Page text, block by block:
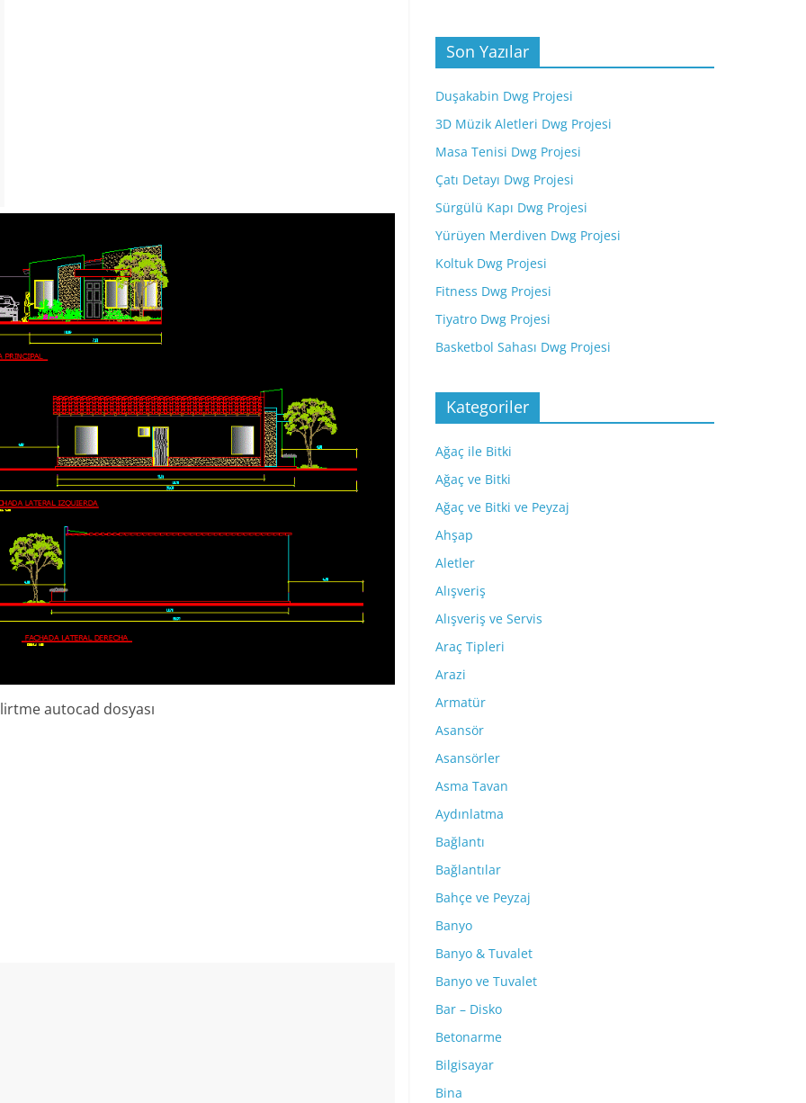
autocad dosyası
Son Yazılar
Duşakabin Dwg Projesi
3D Müzik Aletleri Dwg Projesi
Masa Tenisi Dwg Projesi
Çatı Detayı Dwg Projesi
Sürgülü Kapı Dwg Projesi
Yürüyen Merdiven Dwg Projesi
Koltuk Dwg Projesi
Fitness Dwg Projesi
Tiyatro Dwg Projesi
Basketbol Sahası Dwg Projesi
Kategoriler
Ağaç ile Bitki
Ağaç ve Bitki
Ağaç ve Bitki ve Peyzaj
Ahşap
Aletler
Alışveriş
Alışveriş ve Servis
Araç Tipleri
Arazi
Armatür
Asansör
Asansörler
Asma Tavan
Aydınlatma
Bağlantı
Bağlantılar
Bahçe ve Peyzaj
Banyo
Banyo & Tuvalet
Banyo ve Tuvalet
Bar – Disko
Betonarme
Bilgisayar
Bina